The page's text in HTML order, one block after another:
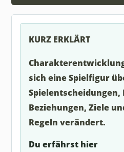
KURZ ERKLÄRT
sich eine Spielfigur
Spielentscheidungen,
Beziehungen, Ziele
Regeln verändert.
Du erfährst hier